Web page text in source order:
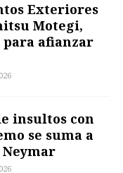
Exteriores
Motegi,
afianzar
insultos con
se suma a